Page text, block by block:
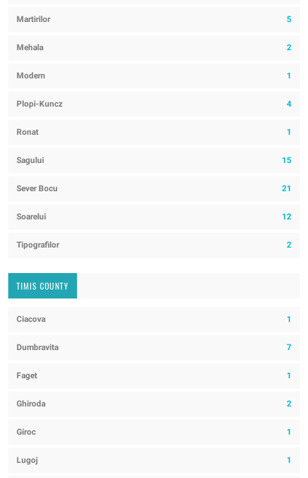
Martirilor 5
Mehala 2
Modern 1
Plopi-Kuncz 4
Ronat 1
Sagului 15
Sever Bocu 21
Soarelui 12
Tipografilor 2
TIMIS COUNTY
Ciacova 1
Dumbravita 7
Faget 1
Ghiroda 2
Giroc 1
Lugoj 1